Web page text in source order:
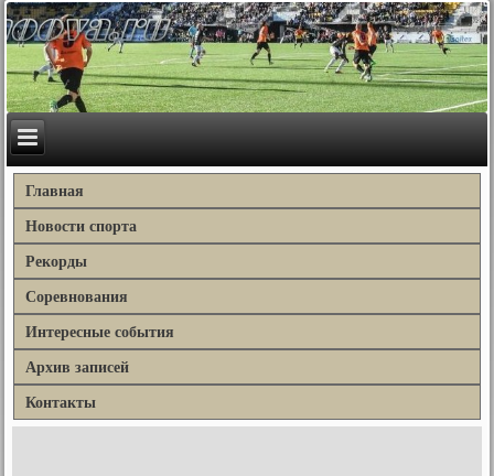
Главная
Новости спорта
Рекорды
Соревнования
Интересные события
Архив записей
Контакты